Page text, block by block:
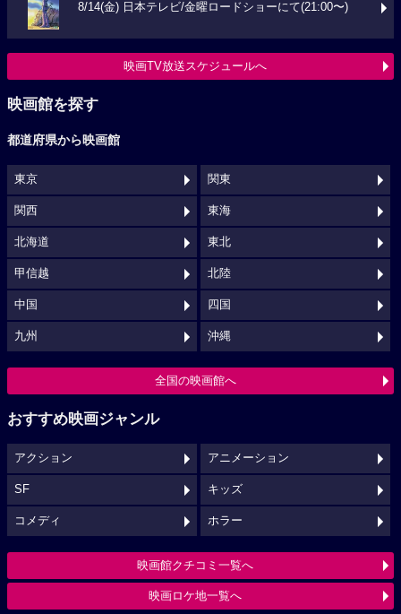
8/14(金) 日本テレビ/金曜ロードショーにて(21:00〜)
映画TV放送スケジュールへ
映画館を探す
都道府県から映画館
東京 関東
関西 東海
北海道 東北
甲信越 北陸
中国 四国
九州 沖縄
全国の映画館へ
おすすめ映画ジャンル
アクション アニメーション
SF キッズ
コメディ ホラー
映画館クチコミ一覧へ
映画ロケ地一覧へ